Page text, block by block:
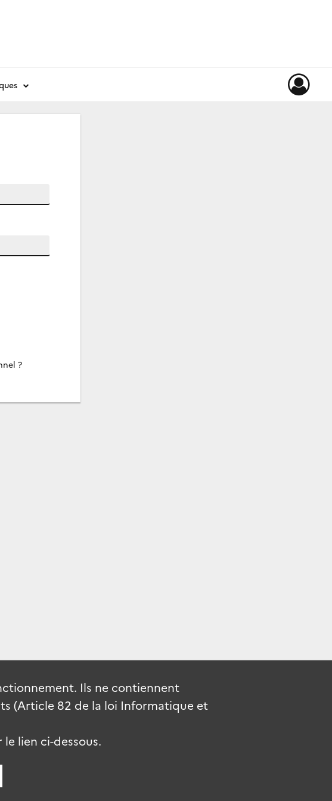
?
Ils ne contiennent
(Article 82 de la loi Informatique et
lien ci-dessous.